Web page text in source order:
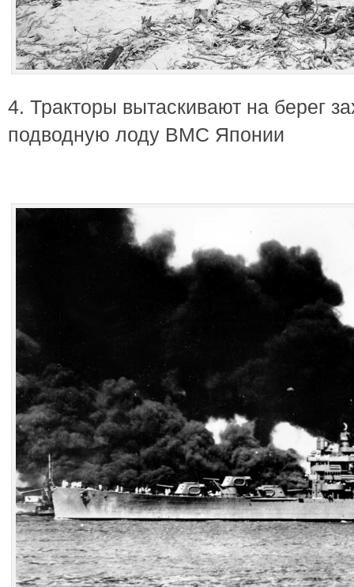
4. Тракторы вытаскивают на берег
подводную лоду ВМС Японии